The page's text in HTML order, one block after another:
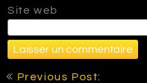
Site web
Navigation
Previous Post: